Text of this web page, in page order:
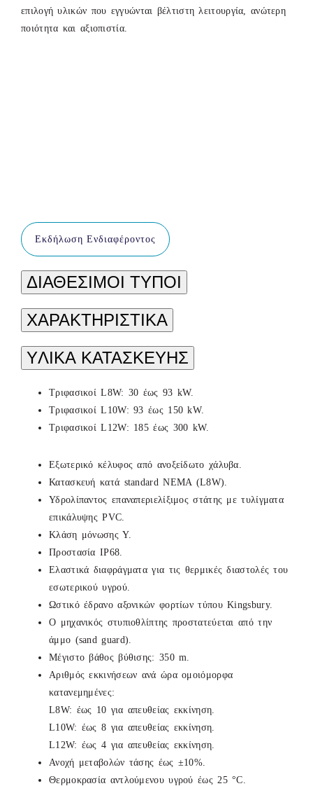
επιλογή υλικών που εγγυώνται βέλτιστη λειτουργία, ανώτερη
ποιότητα και αξιοπιστία.
Εκδήλωση Ενδιαφέροντος
ΔΙΑΘΕΣΙΜΟΙ ΤΥΠΟΙ
ΧΑΡΑΚΤΗΡΙΣΤΙΚΑ
YΛΙΚΑ ΚΑΤΑΣΚΕΥΗΣ
Τριφασικοί L8W: 30 έως 93 kW.
Τριφασικοί L10W: 93 έως 150 kW.
Τριφασικοί L12W: 185 έως 300 kW.
Εξωτερικό κέλυφος από ανοξείδωτο χάλυβα.
Κατασκευή κατά standard ΝΕΜΑ (L8W).
Υδρολίπαντος επαναπεριελίξιμος στάτης με τυλίγματα
επικάλυψης PVC.
Κλάση μόνωσης Υ.
Προστασία ΙΡ68.
Ελαστικά διαφράγματα για τις θερμικές διαστολές του
εσωτερικού υγρού.
Ωστικό έδρανο αξονικών φορτίων τύπου Kingsbury.
Ο μηχανικός στυπιοθλίπτης προστατεύεται από την
άμμο (sand guard).
Μέγιστο βάθος βύθισης: 350 m.
Αριθμός εκκινήσεων ανά ώρα ομοιόμορφα
κατανεμημένες:
L8W: έως 10 για απευθείας εκκίνηση.
L10W: έως 8 για απευθείας εκκίνηση.
L12W: έως 4 για απευθείας εκκίνηση.
Ανοχή μεταβολών τάσης έως ±10%.
Θερμοκρασία αντλούμενου υγρού έως 25 °C.